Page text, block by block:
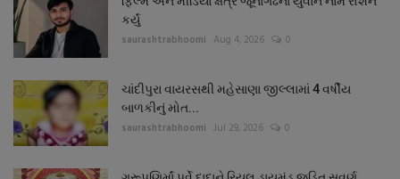
કર્યું
saurashtrabhoomi Aug 4, 2026 0
ચાંદીપુરા વાયરસથી મહેસાણા જીલ્લામાં 4 વર્ષીય
બાળકીનું મોત...
saurashtrabhoomi Jul 29, 2026 0